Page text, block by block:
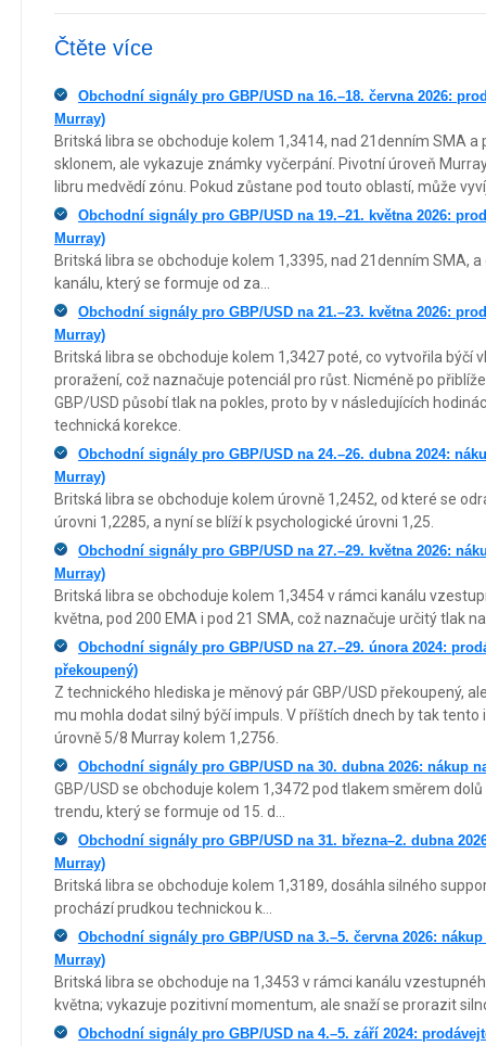
Čtěte více
Obchodní signály pro GBP/USD na 16.–18. června 2026:
Murray)
Britská libra se obchoduje kolem 1,3414, nad 21denním SMA a
sklonem, ale vykazuje známky vyčerpání. Pivotní úroveň
libru medvědí zónu. Pokud zůstane pod touto oblastí, může
Obchodní signály pro GBP/USD na 19.–21. května 2026:
Murray)
Britská libra se obchoduje kolem 1,3395, nad 21denním SMA,
kanálu, který se formuje od za...
Obchodní signály pro GBP/USD na 21.–23. května 2026:
Murray)
Britská libra se obchoduje kolem 1,3427 poté, co vytvořila býčí
proražení, což naznačuje potenciál pro růst. Nicméně po
GBP/USD působí tlak na pokles, proto by v následujících
technická korekce.
Obchodní signály pro GBP/USD na 24.–26. dubna 2024:
Murray)
Britská libra se obchoduje kolem úrovně 1,2452, od které se
úrovni 1,2285, a nyní se blíží k psychologické úrovni 1,25.
Obchodní signály pro GBP/USD na 27.–29. května 2026:
Murray)
Britská libra se obchoduje kolem 1,3454 v rámci kanálu
května, pod 200 EMA i pod 21 SMA, což naznačuje určitý tlak
Obchodní signály pro GBP/USD na 27.–29. února 2024:
překoupený)
Z technického hlediska je měnový pár GBP/USD překoupený,
mu mohla dodat silný býčí impuls. V příštích dnech by tak
úrovně 5/8 Murray kolem 1,2756.
Obchodní signály pro GBP/USD na 30. dubna 2026: nákup
GBP/USD se obchoduje kolem 1,3472 pod tlakem směrem
trendu, který se formuje od 15. d...
Obchodní signály pro GBP/USD na 31. března–2. dubna
Murray)
Britská libra se obchoduje kolem 1,3189, dosáhla silného
prochází prudkou technickou k...
Obchodní signály pro GBP/USD na 3.–5. června 2026: nákup
Murray)
Britská libra se obchoduje na 1,3453 v rámci kanálu
května; vykazuje pozitivní momentum, ale snaží se prorazit
Obchodní signály pro GBP/USD na 4.–5. září 2024: